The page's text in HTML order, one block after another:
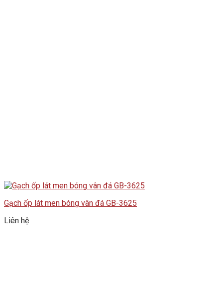
Gạch ốp lát men bóng vân đá GB-3625
Liên hệ